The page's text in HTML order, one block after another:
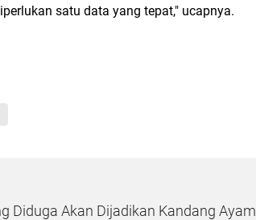
satu data yang tepat," ucapnya.
Diduga Akan Dijadikan Kandang Ayam